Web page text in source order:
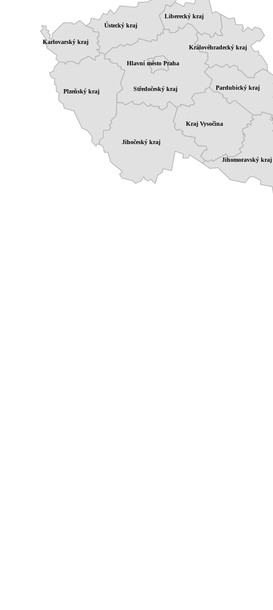
Jihočeský kraj
Středočeský kraj
Plzeňský kraj
Kraj Vysočina
Ústecký kraj
Jihomoravský kraj
Pardubický kraj
Liberecký kraj
Karlovarský kraj
Královéhradecký kraj
Hlavní město Praha